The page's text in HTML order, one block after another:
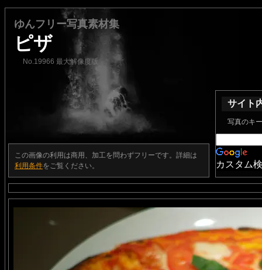
ゆんフリー写真素材集
ピザ
No.19966 最大解像度版
この画像の利用は商用、加工を問わずフリーです。詳細は
利用条件をご覧ください。
サイト
写真のキ
カスタム